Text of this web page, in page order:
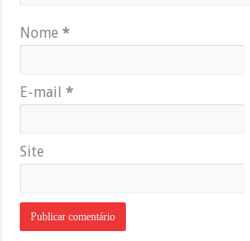
Nome*
E-mail*
Site